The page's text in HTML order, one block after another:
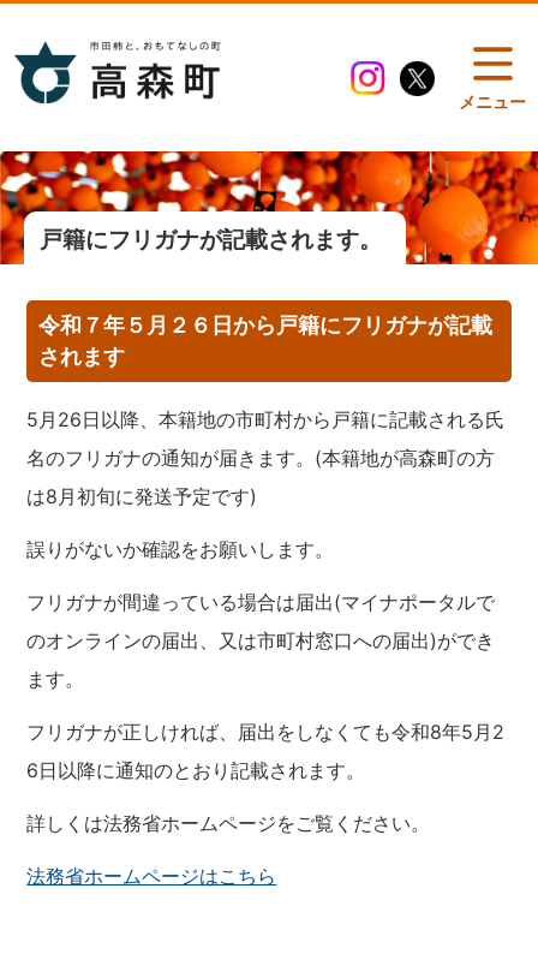
メニュー
戸籍にフリガナが記載されます。
令和７年５月２６日から戸籍にフリガナが記載
されます
5月26日以降、本籍地の市町村から戸籍に記載される氏
名のフリガナの通知が届きます。(本籍地が高森町の方
は8月初旬に発送予定です)
誤りがないか確認をお願いします。
フリガナが間違っている場合は届出(マイナポータルで
のオンラインの届出、又は市町村窓口への届出)ができ
ます。
フリガナが正しければ、届出をしなくても令和8年5月2
6日以降に通知のとおり記載されます。
詳しくは法務省ホームページをご覧ください。
法務省ホームページはこちら